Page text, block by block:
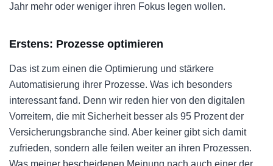
Jahr mehr oder weniger ihren Fokus legen wollen.
Erstens: Prozesse optimieren
Das ist zum einen die Optimierung und stärkere
Automatisierung ihrer Prozesse. Was ich besonders
interessant fand. Denn wir reden hier von den digitalen
Vorreitern, die mit Sicherheit besser als 95 Prozent der
Versicherungsbranche sind. Aber keiner gibt sich damit
zufrieden, sondern alle feilen weiter an ihren Prozessen.
Was meiner bescheidenen Meinung nach auch einer der